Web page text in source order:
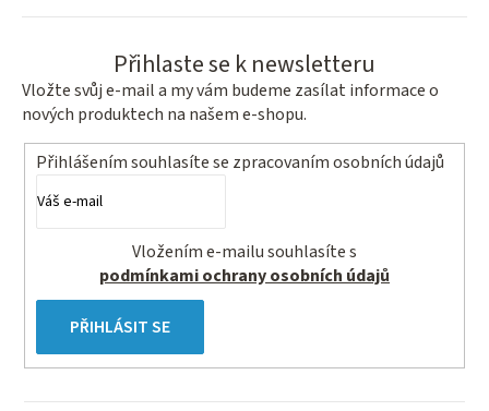
Přihlaste se k newsletteru
Vložte svůj e-mail a my vám budeme zasílat informace o
nových produktech na našem e-shopu.
Přihlášením souhlasíte se zpracovaním osobních údajů
podmínkami ochrany osobních údajů
PŘIHLÁSIT SE